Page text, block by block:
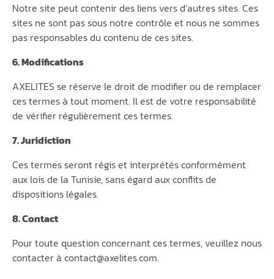
Notre site peut contenir des liens vers d’autres sites. Ces
sites ne sont pas sous notre contrôle et nous ne sommes
pas responsables du contenu de ces sites.
6. Modifications
AXELITES se réserve le droit de modifier ou de remplacer
ces termes à tout moment. Il est de votre responsabilité
de vérifier régulièrement ces termes.
7. Juridiction
Ces termes seront régis et interprétés conformément
aux lois de la Tunisie, sans égard aux conflits de
dispositions légales.
8. Contact
Pour toute question concernant ces termes, veuillez nous
contacter à contact@axelites.com.